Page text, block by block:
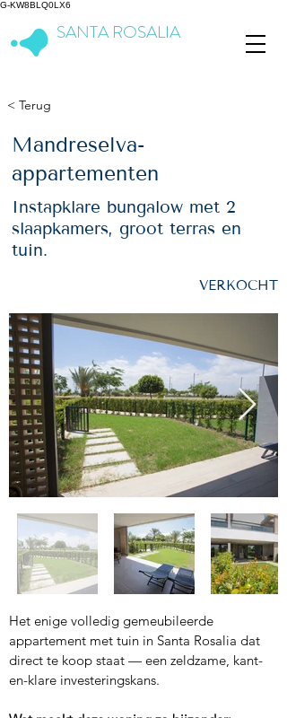
G-KW8BLQ0LX6
SANTA ROSALIA
< Terug
Mandreselva-
appartementen
Instapklare bungalow met 2
slaapkamers, groot terras en
tuin.
VERKOCHT
Het enige volledig gemeubileerde
appartement met tuin in Santa Rosalia dat
direct te koop staat — een zeldzame, kant-
en-klare investeringskans.